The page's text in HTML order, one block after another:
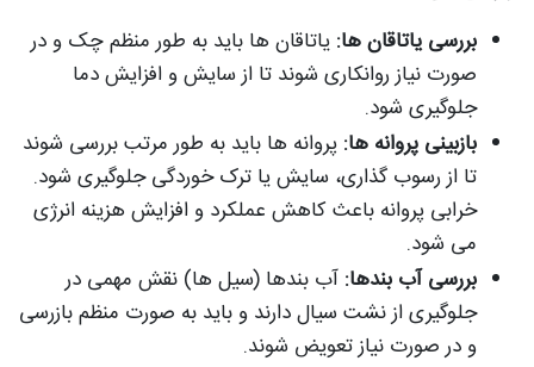
بررسی یاتاقان ها: یاتاقان ها باید به طور منظم چک و در
صورت نیاز روانکاری شوند تا از سایش و افزایش دما
جلوگیری شود.
بازبینی پروانه ها: پروانه ها باید به طور مرتب بررسی شوند
تا از رسوب گذاری، سایش یا ترک خوردگی جلوگیری شود.
خرابی پروانه باعث کاهش عملکرد و افزایش هزینه انرژی
می شود.
بررسی آب بندها: آب بندها (سیل ها) نقش مهمی در
جلوگیری از نشت سیال دارند و باید به صورت منظم بازرسی
و در صورت نیاز تعویض شوند.